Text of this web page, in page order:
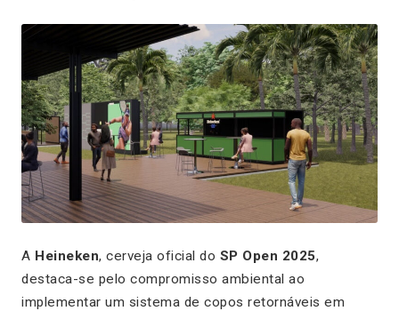
A Heineken, cerveja oficial do SP Open 2025,
destaca-se pelo compromisso ambiental ao
implementar um sistema de copos retornáveis em